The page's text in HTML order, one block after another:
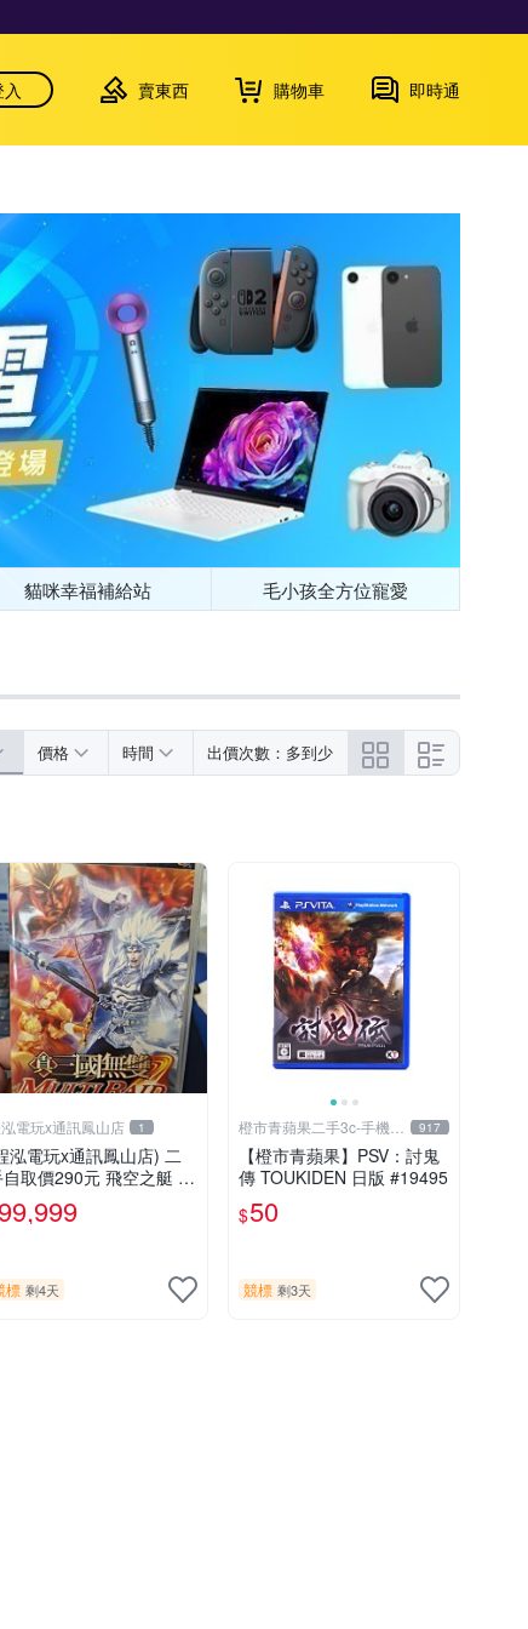
賣東西 購物車 即時通
貓咪幸福補給站 毛小孩全方位寵愛
價格 時間 出價次數：多到少
電玩x通訊鳳山店 1
泓電玩x通訊鳳山店) 二
取價290元 飛空之艇 Ai
rship Q 中文版 FOR PS VIT
99,999
標 剩4天
橙市青蘋果二手3c-手機/
相機
917
【橙市青蘋果】PSV：討鬼
傳 TOUKIDEN 日版 #19495
$50
競標 剩3天